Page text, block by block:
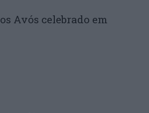
Avós celebrado em